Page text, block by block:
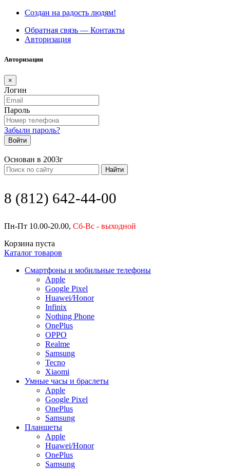
Создан на радость людям!
Обратная связь — Контакты
Авторизация
Авторизация
×
Логин
Пароль
Забыли пароль?
Войти
Основан в 2003г
Найти
8 (812) 642-44-00
Пн-Пт 10.00-20.00, Сб-Вс - выходной
Корзина пуста
Каталог товаров
Смартфоны и мобильные телефоны
Apple
Google Pixel
Huawei/Honor
Infinix
Nothing Phone
OnePlus
OPPO
Realme
Samsung
Tecno
Xiaomi
Умные часы и браслеты
Apple
Google Pixel
OnePlus
Samsung
Планшеты
Apple
Huawei/Honor
OnePlus
Samsung